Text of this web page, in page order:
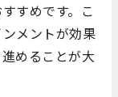
すめです。こ
メントが効果
めることが大